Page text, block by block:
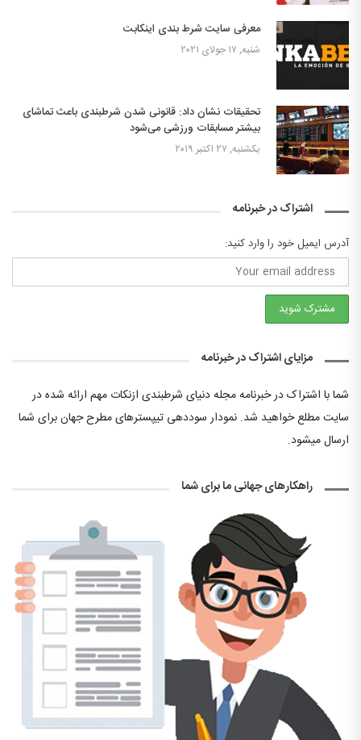
معرفی سایت شرط بندی اینکابت
شنبه, ۱۷ جولای ۲۰۲۱
تحقیقات نشان داد: قانونی شدن شرطبندی باعث تماشای
بیشتر مسابقات ورزشی می‌شود
یکشنبه, ۲۷ اکتبر ۲۰۱۹
اشتراک در خبرنامه
آدرس ایمیل خود را وارد کنید:
مزایای اشتراک در خبرنامه
شما با اشتراک در خبرنامه مجله دنیای شرطبندی ازنکات مهم ارائه شده در
سایت مطلع خواهید شد. نمودار سوددهی تیپسترهای مطرح جهان برای شما
ارسال میشود.
راهکارهای جهانی ما برای شما